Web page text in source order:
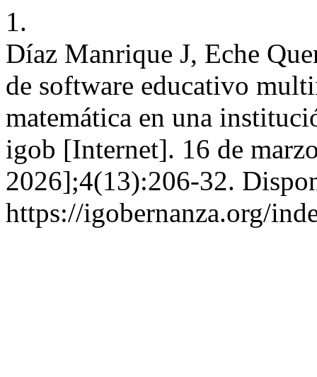
1.
Díaz Manrique J, Eche
de software educativo
matemática en una
igob [Internet]. 16 de
2026];4(13):206-32.
https://igobernanza.org/